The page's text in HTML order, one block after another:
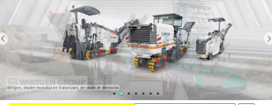
Wirtgen, leader mondial en fraiseuses de route et de roche.